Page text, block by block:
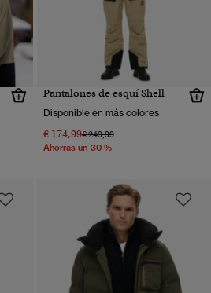
Pantalones de esquí Shell
Disponible en más colores
€ 174,99Precio rebajado de
€ 249,99a
Ahorras un 30 %